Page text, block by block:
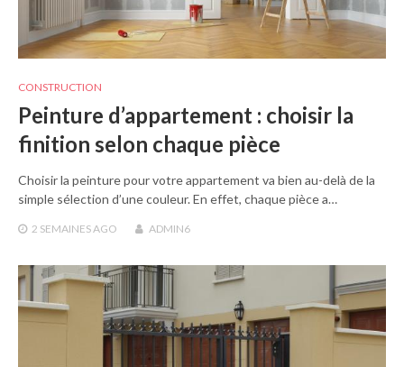
CONSTRUCTION
Peinture d’appartement : choisir la
finition selon chaque pièce
Choisir la peinture pour votre appartement va bien au-delà de la
simple sélection d’une couleur. En effet, chaque pièce a…
2 SEMAINESAGO ADMIN6